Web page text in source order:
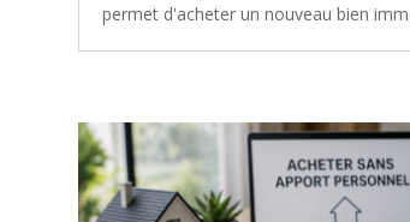
permet d'acheter un nouveau bien